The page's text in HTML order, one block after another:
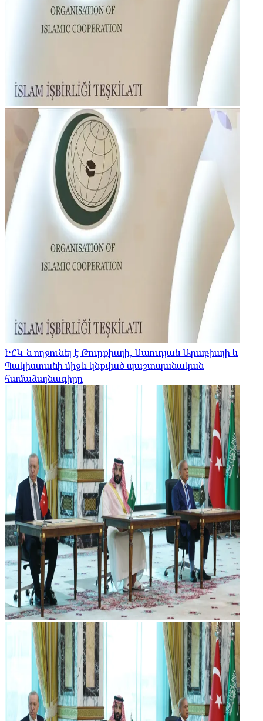
ԻՀԿ-ն ողջունել է Թուրքիայի, Սաուդյան Արաբիայի և
Պակիստանի միջև կնքված պաշտպանական
համաձայնագիրը